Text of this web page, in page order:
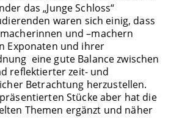
das „Junge Schloss“
waren sich einig, dass
und –machern
Exponaten und ihrer
eine gute Balance zwischen
reflektierter zeit- und
Betrachtung herzustellen.
Stücke aber hat die
Themen ergänzt und näher